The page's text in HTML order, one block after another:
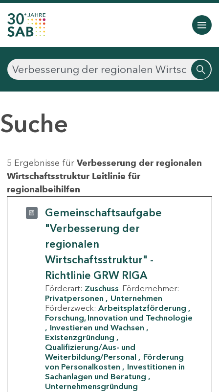
Suche
5 Ergebnisse für Verbesserung der regionalen
Wirtschaftsstruktur Leitlinie für
regionalbeihilfen
Gemeinschaftsaufgabe
"Verbesserung der
regionalen
Wirtschaftsstruktur" -
Richtlinie GRW RIGA
Förderart: Zuschuss Fördernehmer:
Privatpersonen
Unternehmen
Förderzweck: Arbeitsplatzförderung
Forschung, Innovation und Technologie
Investieren und Wachsen
Existenzgründung
Qualifizierung/Aus- und
Weiterbildung/Personal
Förderung
von Personalkosten
Investitionen in
Sachanlagen und Beratung
Unternehmensgründung